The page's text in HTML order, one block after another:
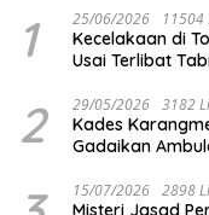
1 25/06/2026 11504
Kecelakaan di
Usai Terlibat
2 29/05/2026 3182
Kades
Gadaikan
15/07/2026 2898
Misteri Jasad